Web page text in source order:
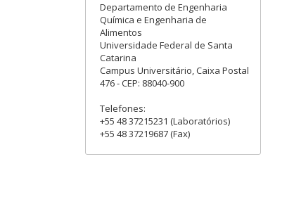
Departamento de Engenharia
Química e Engenharia de
Alimentos
Universidade Federal de Santa
Catarina
Campus Universitário, Caixa Postal
476 - CEP: 88040-900
Telefones:
+55 48 37215231 (Laboratórios)
+55 48 37219687 (Fax)